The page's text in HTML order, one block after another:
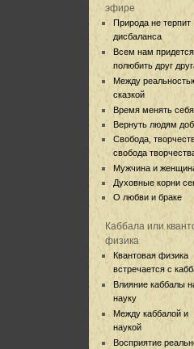
эфире
Природа не терпит
дисбаланса
Всем нам придется
полюбить друг
Между
сказкой
Время менять себя
Вернуть людям
Свобода,
свобода
Мужчина и
Духовные корни
О любви и браке
Каббала или
физика
Квантовая физика
встречается с
Влияние каббалы
науку
Между каббалой и
наукой
Восприятие